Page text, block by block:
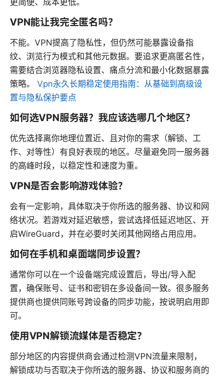
更简便、成本更低。
VPN能让我完全匿名吗？
不能。VPN提高了隐私性，但仍然可能暴露设备指
纹、浏览行为模式和其他元数据。要追求更高匿名性，
需要结合浏览器隐私设置、痛点分流和最小化数据暴露
策略。 Vpn永久长期稳定使用指南：从基础到高级设
置与隐私保护要点
如何选VPN服务器？我应该选哪几个地区？
优先选择离你地理位置近、且对你的需求（解锁、工
作、对等性）有良好表现的地区。尽量避免同一服务器
的高峰时段，以稳定性和速度为重。
VPN是否会影响游戏体验？
会有一定影响，具体取决于你所选的服务器、协议和网
络状况。若游戏对延迟敏感，尝试选择低延迟地区、开
启WireGuard，并在必要时关闭其他网络占用应用。
如何在手机和桌面端同步设置？
通常你可以在一个设备端完成设置后，导出/导入配
置，确保账号、证书和密钥在多设备间一致。很多服务
提供商也提供同账号跨设备的同步功能，按说明启用即
可。
使用VPN解锁流媒体是否稳定？
部分地区的内容提供商会通过检测VPN流量来限制，
解锁成功与否取决于你所选的服务器、协议和服务商的